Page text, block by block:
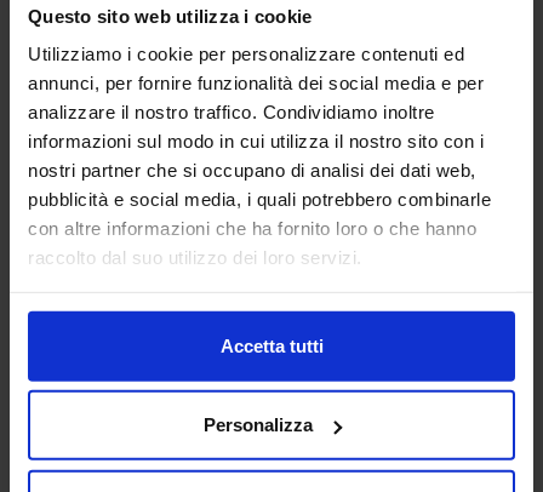
Questo sito web utilizza i cookie
Utilizziamo i cookie per personalizzare contenuti ed
annunci, per fornire funzionalità dei social media e per
analizzare il nostro traffico. Condividiamo inoltre
informazioni sul modo in cui utilizza il nostro sito con i
nostri partner che si occupano di analisi dei dati web,
pubblicità e social media, i quali potrebbero combinarle
con altre informazioni che ha fornito loro o che hanno
raccolto dal suo utilizzo dei loro servizi.
Accetta tutti
Personalizza
Water Closet 03
persone
Doccia 12
Categorie Blocchi CAD
Arredi interni